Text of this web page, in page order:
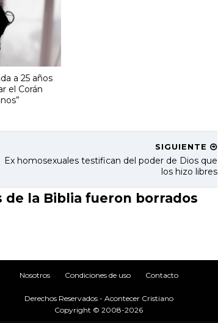
a 25 años
el Corán
SIGUIENTE
Ex homosexuales testifican del poder de Dios que
los hizo libres
de la Biblia fueron borrados
Nosotros Condiciones de uso Contacto
Derechos Reservados - Acontecer Cristiano
Copyright © 2008-2026